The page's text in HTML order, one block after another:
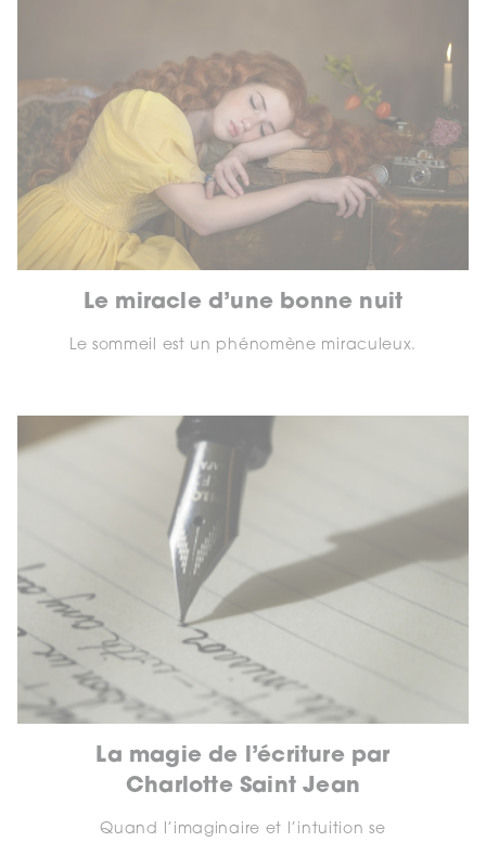
Le miracle d’une bonne nuit
Le sommeil est un phénomène miraculeux.
La magie de l’écriture par
Charlotte Saint Jean
Quand l’imaginaire et l’intuition se